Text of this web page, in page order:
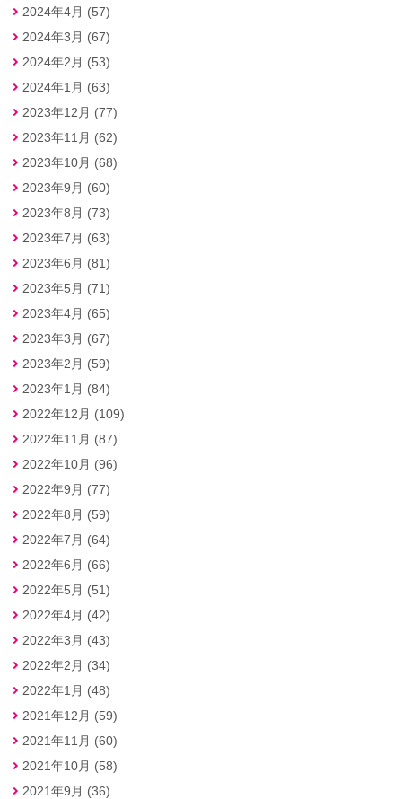
2024年4月 (57)
2024年3月 (67)
2024年2月 (53)
2024年1月 (63)
2023年12月 (77)
2023年11月 (62)
2023年10月 (68)
2023年9月 (60)
2023年8月 (73)
2023年7月 (63)
2023年6月 (81)
2023年5月 (71)
2023年4月 (65)
2023年3月 (67)
2023年2月 (59)
2023年1月 (84)
2022年12月 (109)
2022年11月 (87)
2022年10月 (96)
2022年9月 (77)
2022年8月 (59)
2022年7月 (64)
2022年6月 (66)
2022年5月 (51)
2022年4月 (42)
2022年3月 (43)
2022年2月 (34)
2022年1月 (48)
2021年12月 (59)
2021年11月 (60)
2021年10月 (58)
2021年9月 (36)